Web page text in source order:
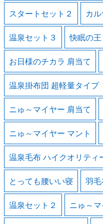
スタートセット２ カ
温泉セット３ 快眠の
お日様のチカラ 肩当て
温泉掛布団 超軽量タイプ
ニゅ～マイヤー 肩当て
ニゅ～マイヤー マント
温泉毛布 ハイクオリティ
とっても腰いい寝 羽毛
温泉セット２ ニゅ～